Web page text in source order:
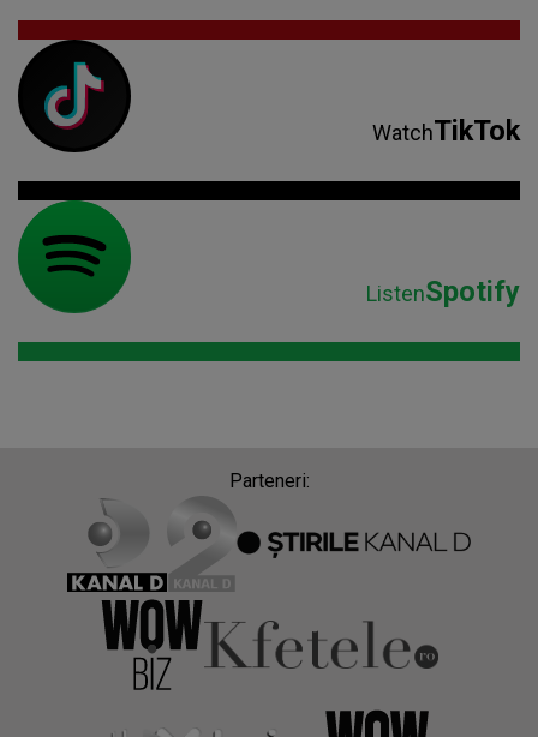
WatchTikTok
ListenSpotify
Parteneri: